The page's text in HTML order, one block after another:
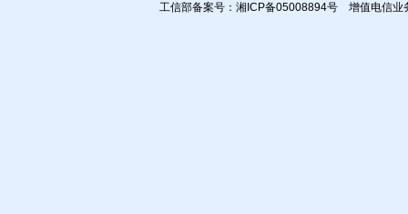
工信部备案号：湘ICP备05008894号 增值电信